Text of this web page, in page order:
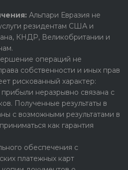
Альпари Евразия не
резидентам США и
КНДР, Великобритании и
операций не
собственности и иных прав
рискованный характер:
неразрывно связана с
Полученные результаты в
с возможными результатами в
как гарантия
обеспечения с
платежных карт